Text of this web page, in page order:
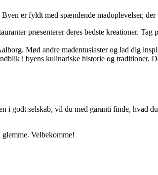
er fyldt med spændende madoplevelser,
præsenterer deres bedste kreationer. Tag
Mød andre madentusiaster og lad dig
i byens kulinariske historie og traditioner.
i godt selskab, vil du med garanti finde, hvad
glemme. Velbekomme!